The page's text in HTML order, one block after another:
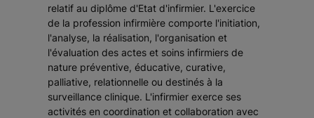
relatif au diplôme d'Etat d'infirmier. L'exercice
de la profession infirmière comporte l'initiation,
l'analyse, la réalisation, l'organisation et
l'évaluation des actes et soins infirmiers de
nature préventive, éducative, curative,
palliative, relationnelle ou destinés à la
surveillance clinique. L'infirmier exerce ses
activités en coordination et collaboration avec